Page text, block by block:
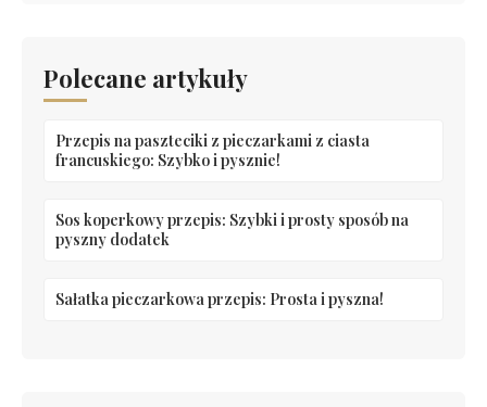
Polecane artykuły
Przepis na paszteciki z pieczarkami z ciasta
francuskiego: Szybko i pysznie!
Sos koperkowy przepis: Szybki i prosty sposób na
pyszny dodatek
Sałatka pieczarkowa przepis: Prosta i pyszna!